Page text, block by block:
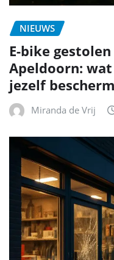
NIEUWS
E-bike
Apeldoorn:
jezelf
Miranda de Vrij